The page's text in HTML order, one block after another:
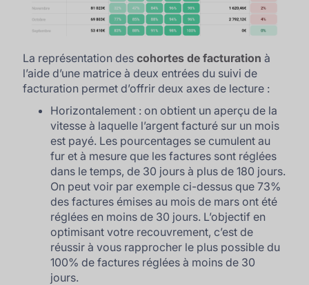
La représentation descohortes de facturation à
l’aide d’une matrice à deux entrées du suivi de
facturation permet d’offrir deux axes de lecture :
Horizontalement : on obtient un aperçu de la
vitesse à laquelle l’argent facturé sur un mois
est payé. Les pourcentages se cumulent au
fur et à mesure que les factures sont réglées
dans le temps, de 30 jours à plus de 180 jours.
On peut voir par exemple ci-dessus que 73%
des factures émises au mois de mars ont été
réglées en moins de 30 jours. L’objectif en
optimisant votre recouvrement, c’est de
réussir à vous rapprocher le plus possible du
100% de factures réglées à moins de 30
jours.